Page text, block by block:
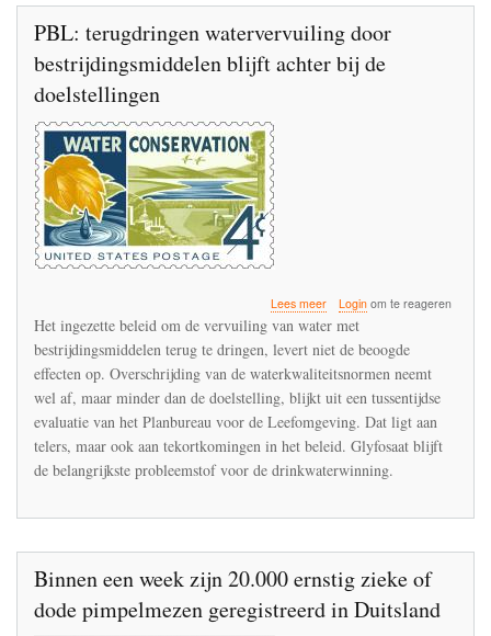
PBL: terugdringen watervervuiling door
bestrijdingsmiddelen blijft achter bij de
doelstellingen
Lees meerover
PBL:
watervervuiling
door
bestrijdingsmiddelen
blijft
achter
bij
de
Loginom te reageren
Het ingezette beleid om de vervuiling van water met
bestrijdingsmiddelen terug te dringen, levert niet de beoogde
effecten op. Overschrijding van de waterkwaliteitsnormen neemt
wel af, maar minder dan de doelstelling, blijkt uit een tussentijdse
evaluatie van het Planbureau voor de Leefomgeving. Dat ligt aan
telers, maar ook aan tekortkomingen in het beleid. Glyfosaat blijft
de belangrijkste probleemstof voor de drinkwaterwinning.
Binnen een week zijn 20.000 ernstig zieke of
dode pimpelmezen geregistreerd in Duitsland